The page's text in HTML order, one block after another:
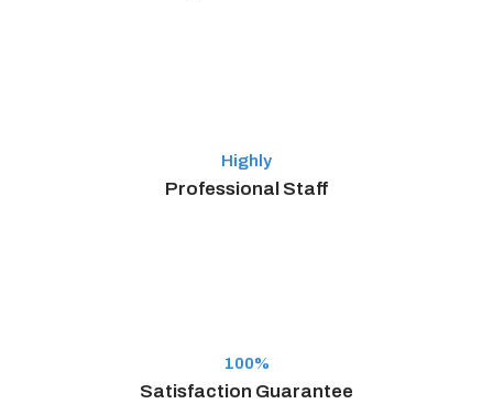
Highly
Professional Staff
100%
Satisfaction Guarantee